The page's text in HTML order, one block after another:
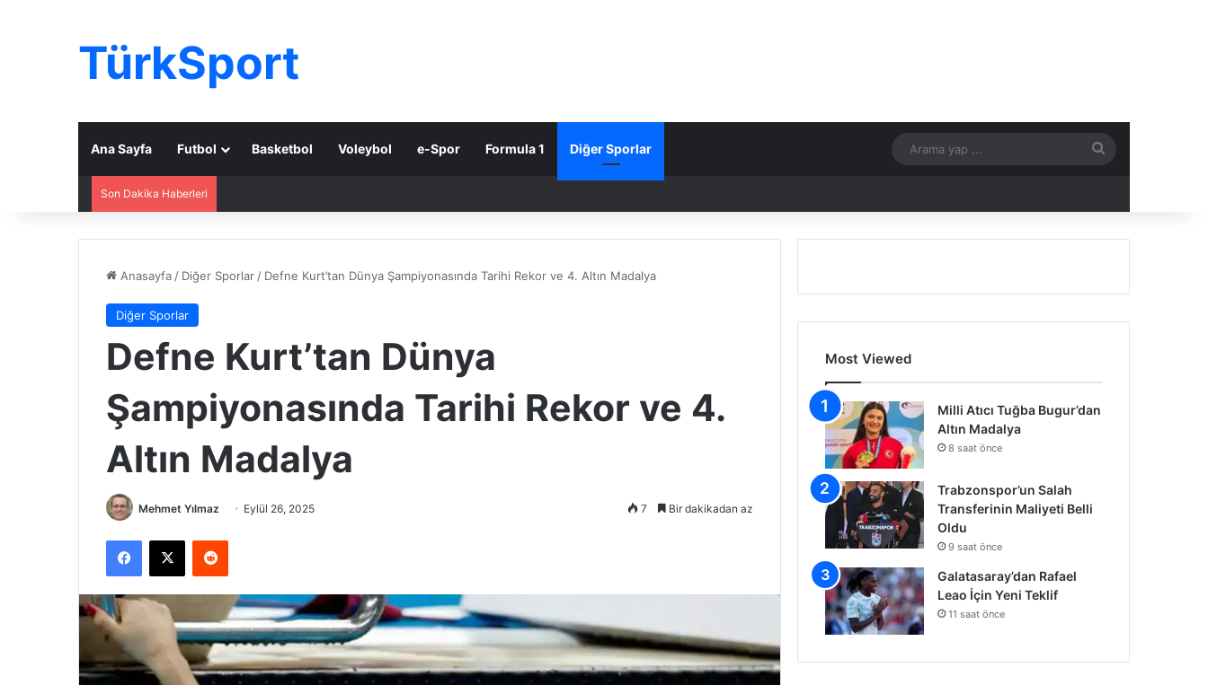
TürkSport
Ana Sayfa Futbol Basketbol Voleybol e-Spor Formula 1 Diğer Sporlar
...
Son Dakika Haberleri
Anasayfa / Diğer Sporlar / Defne Kurt’tan Dünya Şampiyonasında Tarihi Rekor ve 4. Altın Madalya
Diğer Sporlar
Defne Kurt’tan Dünya
Şampiyonasında Tarihi Rekor ve 4.
Altın Madalya
Mehmet Yılmaz Eylül 26, 2025 7 Bir dakikadan az
Facebook
X Reddit
Most Viewed
Milli Atıcı Tuğba Bugur’dan
Altın Madalya
8 saat önce
Trabzonspor’un Salah
Transferinin Maliyeti Belli
Oldu
9 saat önce
Galatasaray’dan Rafael
Leao İçin Yeni Teklif
11 saat önce